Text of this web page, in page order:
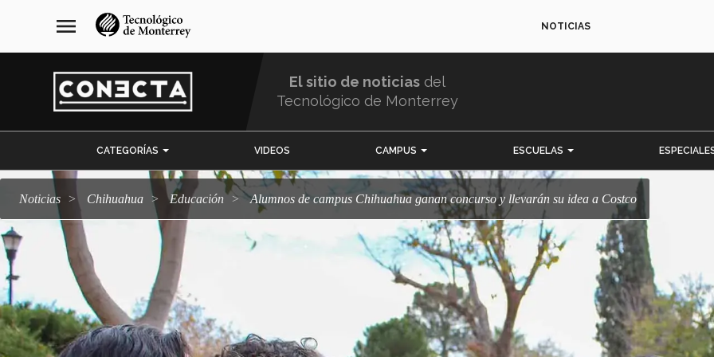
navegación
principal
menu NOTICIAS
El sitio de noticias del
Tecnológico de Monterrey
CATEGORÍAS VIDEOS CAMPUS ESCUELAS
Noticias Chihuahua Educación Alumnos de campus Chihuahua ganan concurso y llevarán su idea a Costco